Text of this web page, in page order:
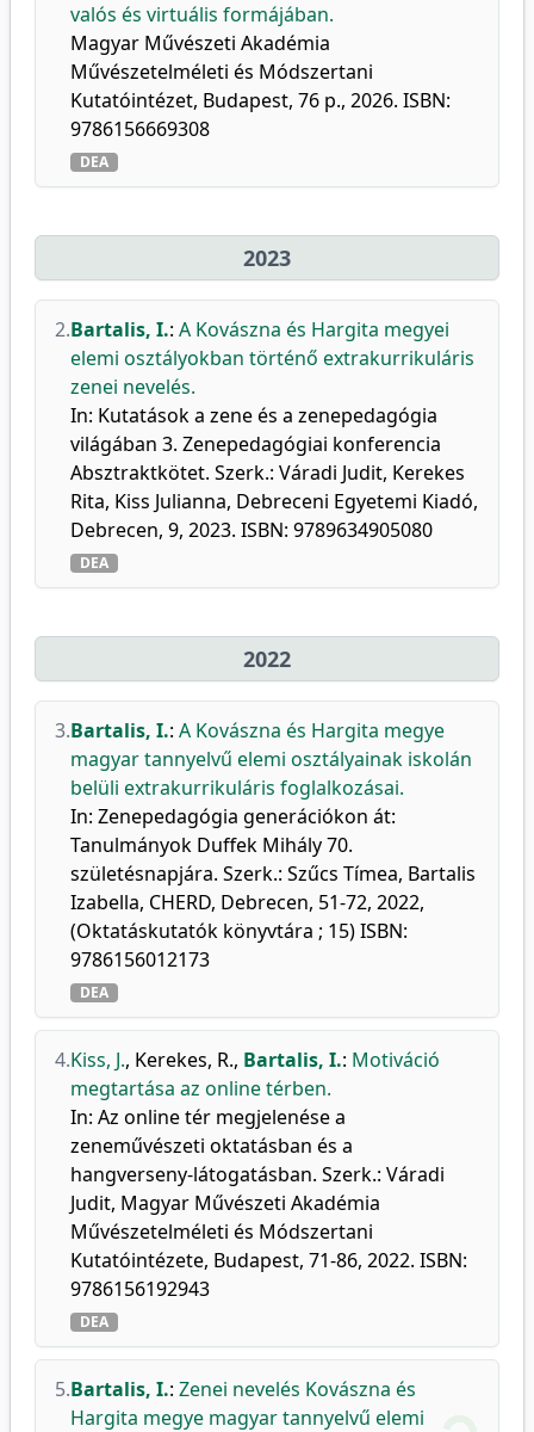
valós és virtuális formájában.
Magyar Művészeti Akadémia
Művészetelméleti és Módszertani
Kutatóintézet, Budapest, 76 p., 2026. ISBN:
9786156669308
DEA
2023
2.Bartalis, I.: A Kovászna és Hargita megyei
elemi osztályokban történő extrakurrikuláris
zenei nevelés.
In: Kutatások a zene és a zenepedagógia
világában 3. Zenepedagógiai konferencia
Absztraktkötet. Szerk.: Váradi Judit, Kerekes
Rita, Kiss Julianna, Debreceni Egyetemi Kiadó,
Debrecen, 9, 2023. ISBN: 9789634905080
DEA
2022
3.Bartalis, I.: A Kovászna és Hargita megye
magyar tannyelvű elemi osztályainak iskolán
belüli extrakurrikuláris foglalkozásai.
In: Zenepedagógia generációkon át:
Tanulmányok Duffek Mihály 70.
születésnapjára. Szerk.: Szűcs Tímea, Bartalis
Izabella, CHERD, Debrecen, 51-72, 2022,
(Oktatáskutatók könyvtára ; 15) ISBN:
9786156012173
DEA
4.Kiss, J., Kerekes, R., Bartalis, I.: Motiváció
megtartása az online térben.
In: Az online tér megjelenése a
zeneművészeti oktatásban és a
hangverseny-látogatásban. Szerk.: Váradi
Judit, Magyar Művészeti Akadémia
Művészetelméleti és Módszertani
Kutatóintézete, Budapest, 71-86, 2022. ISBN:
9786156192943
DEA
5.Bartalis, I.: Zenei nevelés Kovászna és
Hargita megye magyar tannyelvű elemi